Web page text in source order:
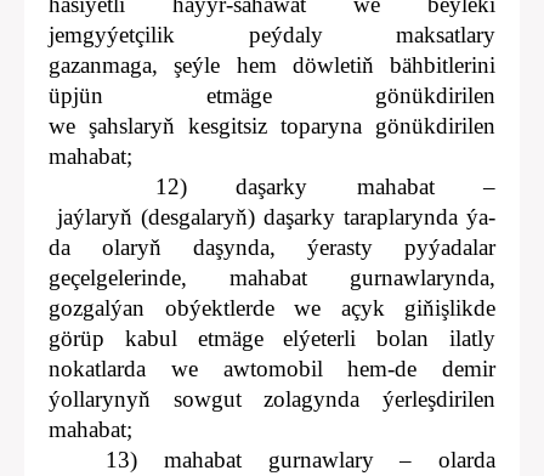
jemgyýetçilik peýdaly maksatlary
gazanmaga, şeýle hem döwletiň bähbitlerini
üpjün etmäge gönükdirilen
we şahslaryň kesgitsiz toparyna gönükdirilen
mahabat;
12) daşarky mahabat –
jaýlaryň (desgalaryň) daşarky taraplarynda ýa-
da olaryň daşynda, ýerasty pyýadalar
geçelgelerinde, mahabat gurnawlarynda,
gozgalýan obýektlerde we açyk giňişlikde
görüp kabul etmäge elýeterli bolan ilatly
nokatlarda we awtomobil hem-de demir
ýollarynyň sowgut zolagynda ýerleşdirilen
mahabat;
13) mahabat gurnawlary – olarda